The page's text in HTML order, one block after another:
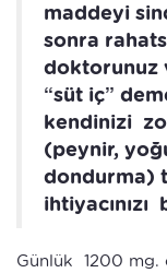
maddeyi
sonra
doktorunuz
“süt iç”
kendinizi
(peynir,
dondurma)
Günlük 1200